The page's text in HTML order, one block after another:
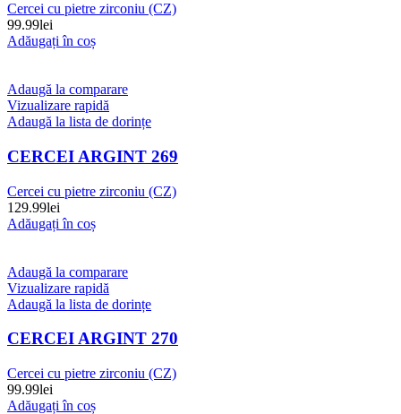
Cercei cu pietre zirconiu (CZ)
99.99lei
Adăugați în coș
Adaugă la comparare
Vizualizare rapidă
Adaugă la lista de dorințe
CERCEI ARGINT 269
Cercei cu pietre zirconiu (CZ)
129.99lei
Adăugați în coș
Adaugă la comparare
Vizualizare rapidă
Adaugă la lista de dorințe
CERCEI ARGINT 270
Cercei cu pietre zirconiu (CZ)
99.99lei
Adăugați în coș